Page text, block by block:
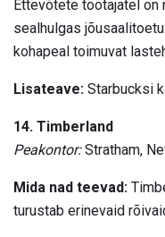
Ettevõtete töötajatel
sealhulgas
kohapeal toimuvat
Lisateave: Starbucksi
14. Timberland
Peakontor:Stratham,
Mida nad teevad:
turustab erinevaid